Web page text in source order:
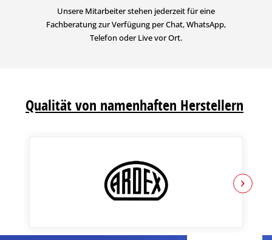
Unsere Mitarbeiter stehen jederzeit für eine
Fachberatung zur Verfügung per Chat, WhatsApp,
Telefon oder Live vor Ort.
Qualität von namenhaften Herstellern